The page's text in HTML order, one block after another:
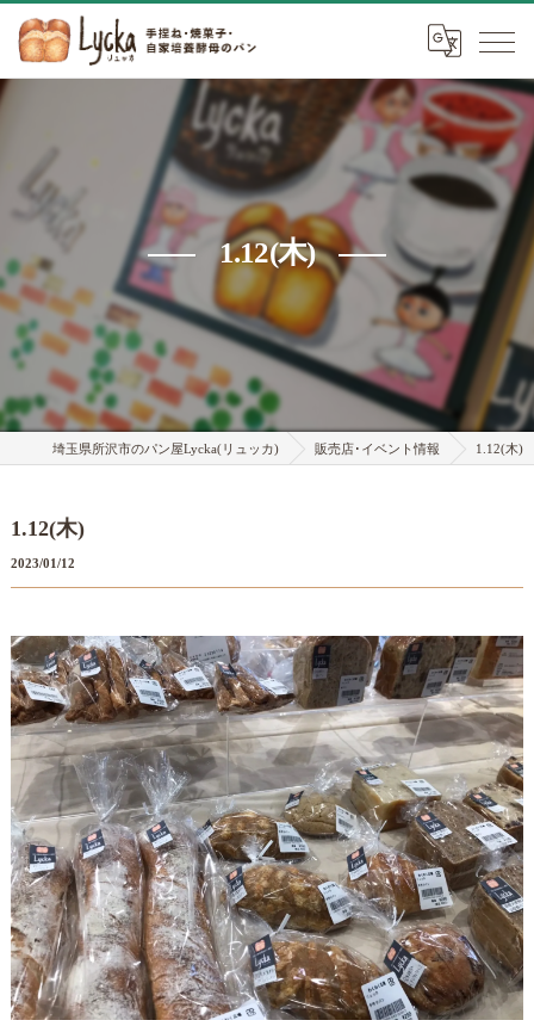
1.12(木)
埼玉県所沢市のパン屋Lycka(リュッカ) 販売店･イベント情報 1.12(木)
1.12(木)
2023/01/12